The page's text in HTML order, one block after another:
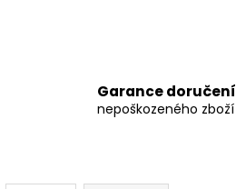
Garance doručení
nepoškozeného zboží